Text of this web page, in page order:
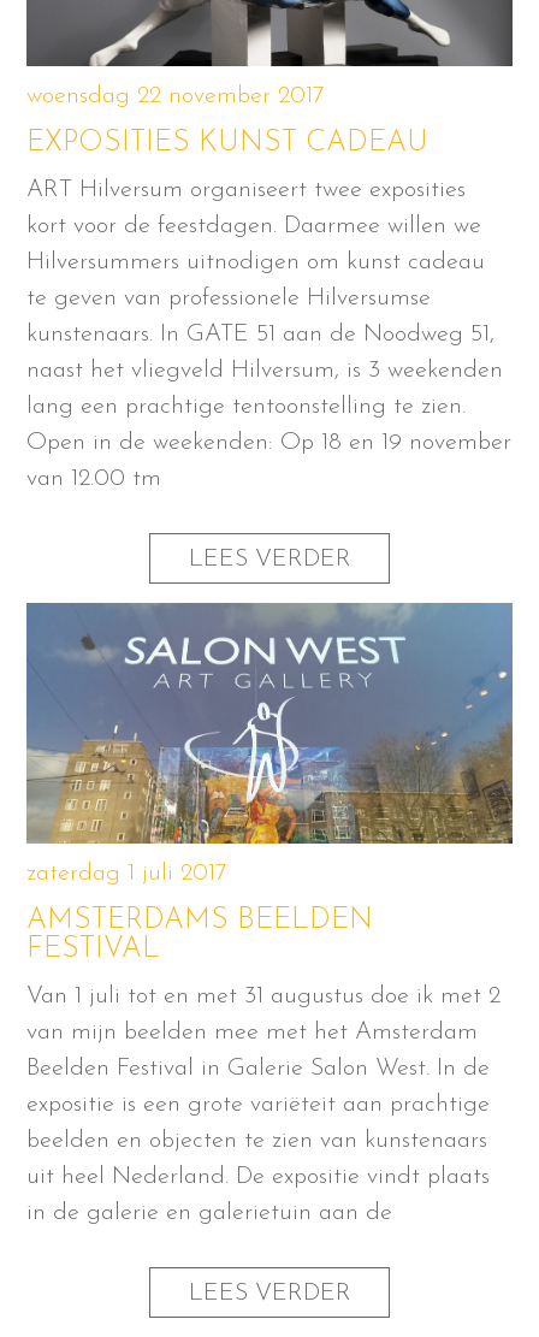
woensdag 22 november 2017
EXPOSITIES KUNST CADEAU
ART Hilversum organiseert twee exposities
kort voor de feestdagen. Daarmee willen we
Hilversummers uitnodigen om kunst cadeau
te geven van professionele Hilversumse
kunstenaars. In GATE 51 aan de Noodweg 51,
naast het vliegveld Hilversum, is 3 weekenden
lang een prachtige tentoonstelling te zien.
Open in de weekenden: Op 18 en 19 november
van 12.00 tm
LEES VERDER
zaterdag 1 juli 2017
AMSTERDAMS BEELDEN
FESTIVAL
Van 1 juli tot en met 31 augustus doe ik met 2
van mijn beelden mee met het Amsterdam
Beelden Festival in Galerie Salon West. In de
expositie is een grote variëteit aan prachtige
beelden en objecten te zien van kunstenaars
uit heel Nederland. De expositie vindt plaats
in de galerie en galerietuin aan de
LEES VERDER